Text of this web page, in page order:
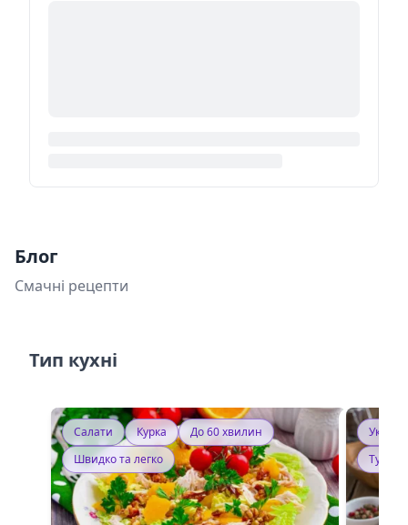
Блог
Смачні рецепти
Тип кухні
Салати Курка
До 60 хвилин
Швидко та легко